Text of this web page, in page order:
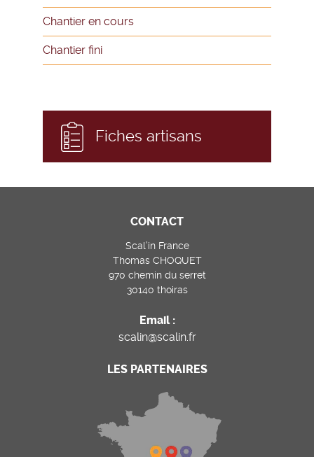
Chantier en cours
Chantier fini
Fiches artisans
CONTACT
Scal’in France
Thomas CHOQUET
970 chemin du serret
30140 thoiras
Email :
scalin@scalin.fr
LES PARTENAIRES